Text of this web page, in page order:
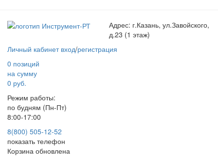
Адрес: г.Казань, ул.Завойского,
д.23 (1 этаж)
Личный кабинет вход/регистрация
0 позиций
на сумму
0 руб.
Режим работы:
по будням (Пн-Пт)
8:00-17:00
8(800) 505-12-52
показать телефон
Корзина обновлена